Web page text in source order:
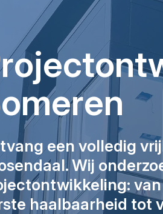
een volledig
Wij
haalbaarheid tot